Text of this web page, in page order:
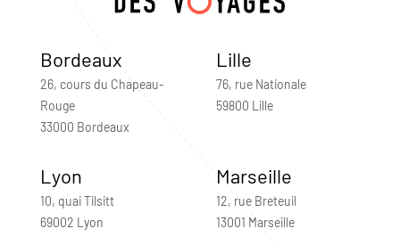
Bordeaux
26, cours du Chapeau-
Rouge
33000 Bordeaux
Lille
76, rue Nationale
59800 Lille
Lyon
10, quai Tilsitt
69002 Lyon
Marseille
12, rue Breteuil
13001 Marseille